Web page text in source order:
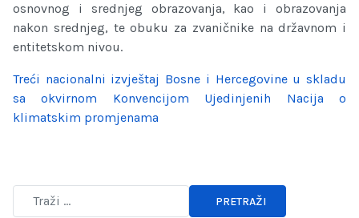
osnovnog i srednjeg obrazovanja, kao i obrazovanja
nakon srednjeg, te obuku za zvaničnike na državnom i
entitetskom nivou.
Treći nacionalni izvještaj Bosne i Hercegovine u skladu
sa okvirnom Konvencijom Ujedinjenih Nacija o
klimatskim promjenama
PRETRAŽI